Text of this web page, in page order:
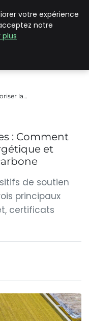
la…
: Comment
et
de soutien
principaux
certificats
votre expérience
notre
plus